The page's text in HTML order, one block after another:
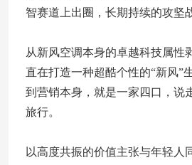
智赛道上出圈，长期持续的攻坚
从新风空调本身的卓越科技属性
直在打造一种超酷个性的“新风”
到营销本身，就是一家四口，说
旅行。
以高度共振的价值主张与年轻人